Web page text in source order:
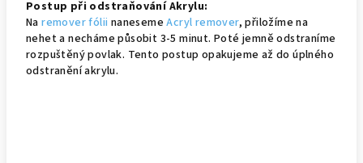
Postup při odstraňování Akrylu:
Naremover fólii nanesemeAcryl remover, přiložíme na
nehet a necháme působit 3-5 minut. Poté jemně odstraníme
rozpuštěný povlak. Tento postup opakujeme až do úplného
odstranění akrylu.